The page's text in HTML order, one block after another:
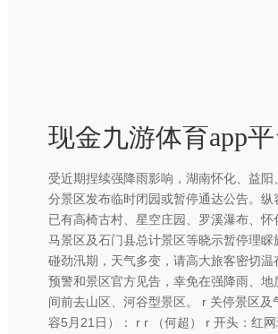
受近期捏续强降雨影响，湖南怀化、益阳
分景区发布临时闭园或暂停通达公告。纵
已有高椅古村、星空庄园、罗溪瀑布、怀
马景区及石门县总计景区等晓示暂停理睬
碰劲汛期，天气多变，请高大旅客密切温
预警和景区官方见告，幸免在强降雨、地
间前去山区、河谷型景区。 r 关停景区及
容5月21日）： r r （何超） r 开头：红